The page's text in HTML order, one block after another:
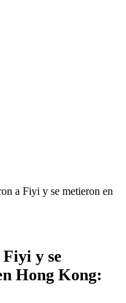
a Fiyi y se metieron en
y se
Hong Kong: